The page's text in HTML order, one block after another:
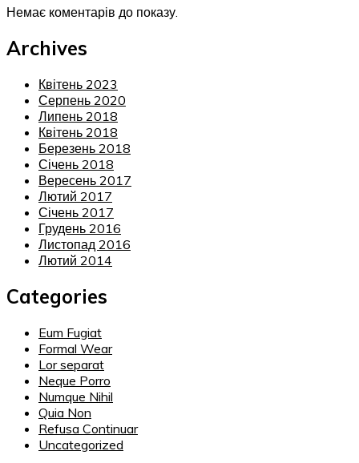
Немає коментарів до показу.
Archives
Квітень 2023
Серпень 2020
Липень 2018
Квітень 2018
Березень 2018
Січень 2018
Вересень 2017
Лютий 2017
Січень 2017
Грудень 2016
Листопад 2016
Лютий 2014
Categories
Eum Fugiat
Formal Wear
Lor separat
Neque Porro
Numque Nihil
Quia Non
Refusa Continuar
Uncategorized